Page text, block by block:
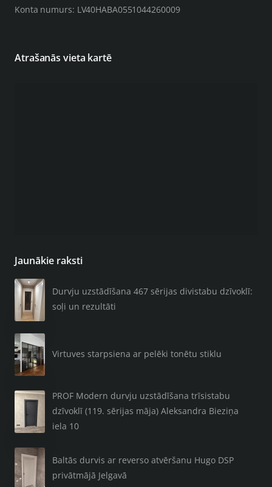
Konta numurs: LV40HABA0551044260009
Atrašanās vieta kartē
Jaunākie raksti
Durvju uzstādīšana 467 sērijas divistabu dzīvoklī:
soļi un rezultāti
Virtuves starpsiena ar pelēki tonētu stiklu
PROF Modern durvju uzstādīšana trīsistabu
dzīvoklī (119. sērijas māja) Aleksandra Bieziņa
iela 10
Baltās durvis ar reverso atvēršanu Hugo DSP
privātmājā Jelgavā